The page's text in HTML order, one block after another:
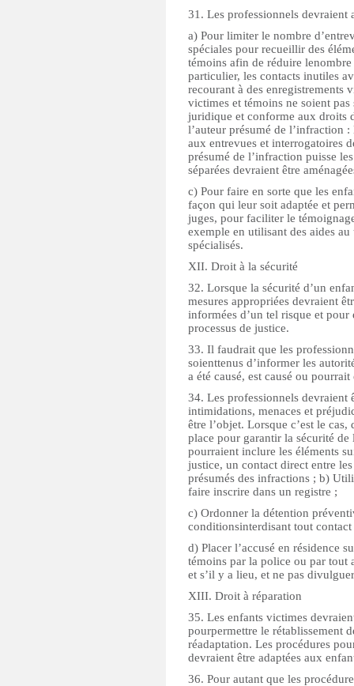
31. Les professionnels devraient
a) Pour limiter le nombre
spéciales pour recueillir des
témoins afin de réduire lenombre
particulier, les contacts inutiles
recourant à des enregistrements
victimes et témoins ne soient
juridique et conforme aux droits
l’auteur présumé de l’infraction
aux entrevues et interrogatoires
présumé de l’infraction puisse
séparées devraient être
c) Pour faire en sorte que les
façon qui leur soit adaptée et
juges, pour faciliter le
exemple en utilisant des aides
spécialisés.
XII. Droit à la sécurité
32. Lorsque la sécurité d’un
mesures appropriées devraient
informées d’un tel risque et pour
processus de justice.
33. Il faudrait que les
soienttenus d’informer les
a été causé, est causé ou
34. Les professionnels devraient
intimidations, menaces et
être l’objet. Lorsque c’est le
place pour garantir la sécurité de
pourraient inclure les éléments
justice, un contact direct entre
présumés des infractions ; b)
faire inscrire dans un registre ;
c) Ordonner la détention
conditionsinterdisant tout
d) Placer l’accusé en résidence
témoins par la police ou par tout
et s’il y a lieu, et ne pas
XIII. Droit à réparation
35. Les enfants victimes
pourpermettre le rétablissement
réadaptation. Les procédures
devraient être adaptées aux
36. Pour autant que les